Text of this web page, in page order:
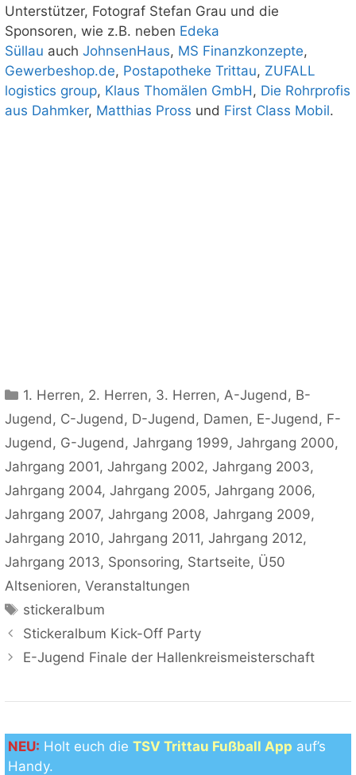
Unterstützer, Fotograf Stefan Grau und die
Sponsoren, wie z.B. neben Edeka
Süllau auch JohnsenHaus, MS Finanzkonzepte,
Gewerbeshop.de, Postapotheke Trittau, ZUFALL
logistics group, Klaus Thomälen GmbH , Die Rohrprofis
aus Dahmker, Matthias Pross und First Class Mobil.
Kategorien
1. Herren, 2. Herren, 3. Herren, A-Jugend , B-
Jugend , C-Jugend , D-Jugend , Damen, E-Jugend , F-
Jugend , G-Jugend , Jahrgang 1999, Jahrgang 2000,
Jahrgang 2001, Jahrgang 2002, Jahrgang 2003,
Jahrgang 2004, Jahrgang 2005, Jahrgang 2006,
Jahrgang 2007, Jahrgang 2008, Jahrgang 2009,
Jahrgang 2010, Jahrgang 2011, Jahrgang 2012,
Jahrgang 2013, Sponsoring, Startseite, Ü50
Altsenioren, Veranstaltungen
Schlagwörter
stickeralbum
Stickeralbum Kick-Off Party
E-Jugend Finale der Hallenkreismeisterschaft
NEU: Holt euch die TSV Trittau Fußball App auf’s
Handy.